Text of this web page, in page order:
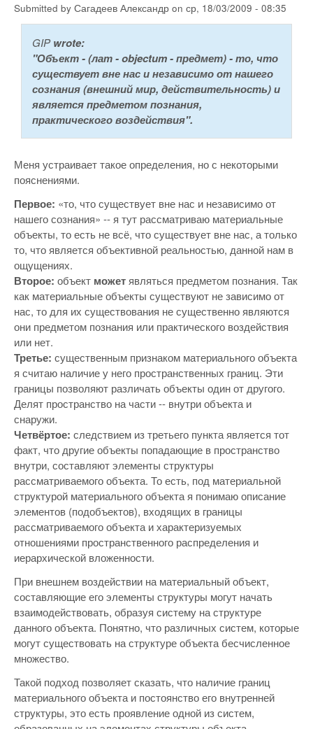
Submitted by Сагадеев Александр on ср, 18/03/2009 - 08:35
GIPwrote:
"Объект - (лат - objectum - предмет) - то, что
существует вне нас и независимо от нашего
сознания (внешний мир, действительность) и
является предметом познания,
практического воздействия".
Меня устраивает такое определения, но с некоторыми
пояснениями.
Первое: «то, что существует вне нас и независимо от
нашего сознания» -- я тут рассматриваю материальные
объекты, то есть не всё, что существует вне нас, а только
то, что является объективной реальностью, данной нам в
ощущениях.
Второе: объект может являться предметом познания. Так
как материальные объекты существуют не зависимо от
нас, то для их существования не существенно являются
они предметом познания или практического воздействия
или нет.
Третье: существенным признаком материального объекта
я считаю наличие у него пространственных границ. Эти
границы позволяют различать объекты один от другого.
Делят пространство на части -- внутри объекта и
снаружи.
Четвёртое: следствием из третьего пункта является тот
факт, что другие объекты попадающие в пространство
внутри, составляют элементы структуры
рассматриваемого объекта. То есть, под материальной
структурой материального объекта я понимаю описание
элементов (подобъектов), входящих в границы
рассматриваемого объекта и характеризуемых
отношениями пространственного распределения и
иерархической вложенности.
При внешнем воздействии на материальный объект,
составляющие его элементы структуры могут начать
взаимодействовать, образуя систему на структуре
данного объекта. Понятно, что различных систем, которые
могут существовать на структуре объекта бесчисленное
множество.
Такой подход позволяет сказать, что наличие границ
материального объекта и постоянство его внутренней
структуры, это есть проявление одной из систем,